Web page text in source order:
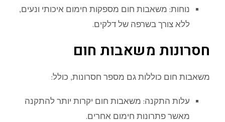
נוחות: משאבות חום מספקות חימום איכותי ונעים,
ללא צורך בשרפה של דלקים.
חסרונות משאבות חום
משאבות חום כוללות גם מספר חסרונות, כולל:
עלות התקנה: משאבות חום יקרות יותר להתקנה
מאשר פתרונות חימום אחרים.